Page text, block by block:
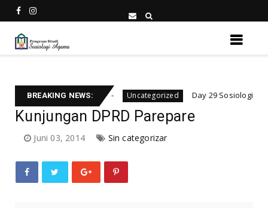
BREAKING NEWS:
dalam Uncategorized Day 29 Sosiologia Ramadan
Kunjungan DPRD Parepare
Juni 03, 2014 Sin categorizar